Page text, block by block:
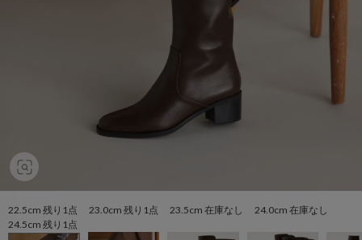
22.5cm 残り1点 23.0cm 残り1点 23.5cm 在庫なし 24.0cm 在庫なし
24.5cm 残り1点